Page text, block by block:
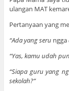
ulangan MAT
Pertanyaan yang
“Ada yang seru ngga
“Yas, kamu udah
“Siapa guru yang
sekolah?”